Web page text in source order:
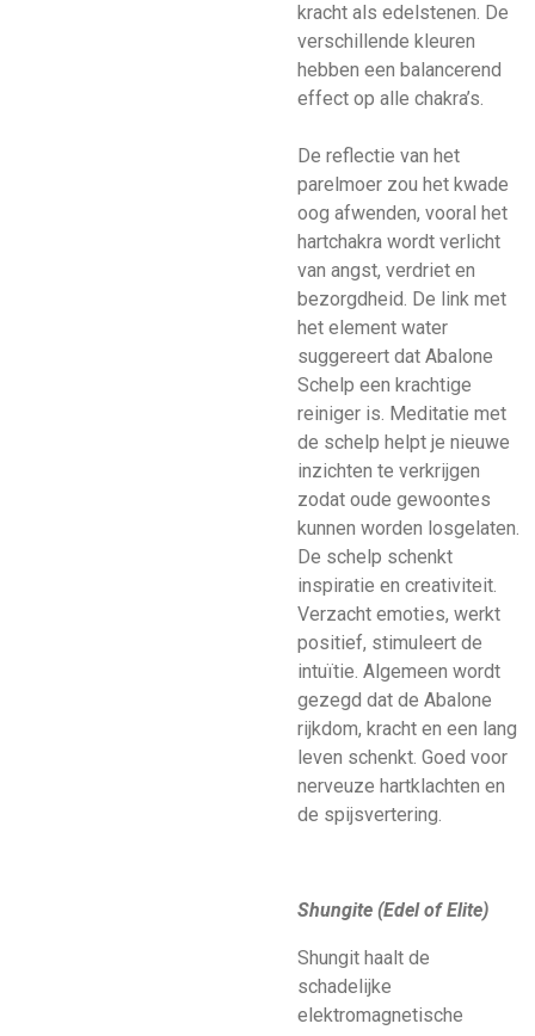
kracht als edelstenen. De
verschillende kleuren
hebben een balancerend
effect op alle chakra’s.
De reflectie van het
parelmoer zou het kwade
oog afwenden, vooral het
hartchakra wordt verlicht
van angst, verdriet en
bezorgdheid. De link met
het element water
suggereert dat Abalone
Schelp een krachtige
reiniger is. Meditatie met
de schelp helpt je nieuwe
inzichten te verkrijgen
zodat oude gewoontes
kunnen worden losgelaten.
De schelp schenkt
inspiratie en creativiteit.
Verzacht emoties, werkt
positief, stimuleert de
intuïtie. Algemeen wordt
gezegd dat de Abalone
rijkdom, kracht en een lang
leven schenkt. Goed voor
nerveuze hartklachten en
de spijsvertering.
Shungite (Edel of Elite)
Shungit haalt de
schadelijke
elektromagnetische